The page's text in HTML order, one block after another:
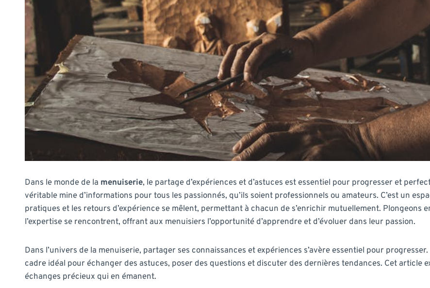
Dans le monde de la menuiserie, le partage d’expériences et d’astuces est essentiel pour progresser et
véritable mine d’informations pour tous les passionnés, qu’ils soient professionnels ou amateurs. C’est un
pratiques et les retours d’expérience se mêlent, permettant à chacun de s’enrichir mutuellement. Plongeons
l’expertise se rencontrent, offrant aux menuisiers l’opportunité d’apprendre et d’évoluer dans leur passion.
Dans l’univers de la menuiserie, partager ses connaissances et expériences s’avère essentiel pour
cadre idéal pour échanger des astuces, poser des questions et discuter des dernières tendances. Cet article
échanges précieux qui en émanent.